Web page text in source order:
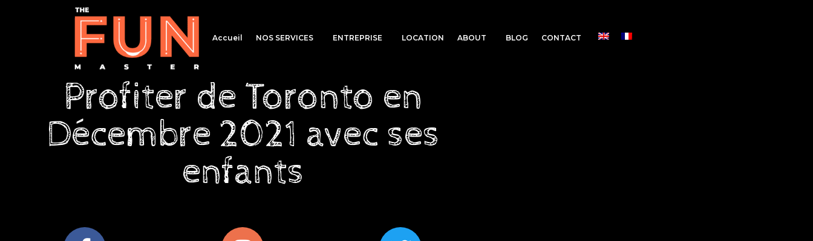
Accueil NOS SERVICES ENTREPRISE LOCATION ABOUT BLOG CONTACT
Profiter de Toronto en
Décembre 2021 avec ses
enfants